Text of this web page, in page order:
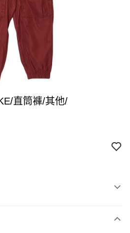
直筒褲/其他/